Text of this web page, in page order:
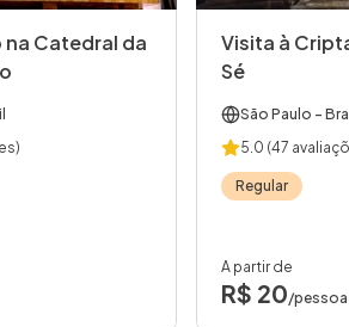
Catedral da
Visita à
Sé
São Paulo -
5.0 (47
Regular
A partir de
R$ 20/pessoa